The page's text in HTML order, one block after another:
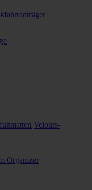
Velours-
Organizer